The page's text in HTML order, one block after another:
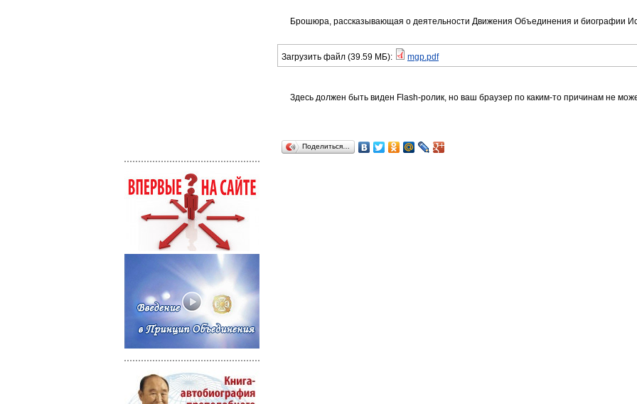
Брошюра, рассказывающая о деятельности Движения Объединения и биографии
Загрузить файл (39.59 МБ): mgp.pdf
Здесь должен быть виден Flash-ролик, но ваш браузер по каким-то причинам не
Поделиться…